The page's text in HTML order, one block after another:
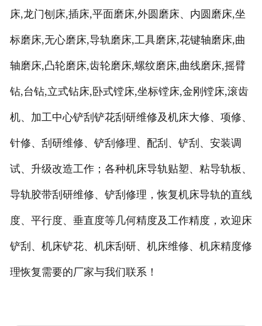
床,龙门刨床,插床,平面磨床,外圆磨床、内圆磨床,坐
标磨床,无心磨床,导轨磨床,工具磨床,花键轴磨床,曲
轴磨床,凸轮磨床,齿轮磨床,螺纹磨床,曲线磨床,摇臂
钻,台钻,立式钻床,卧式镗床,坐标镗床,金刚镗床,滚齿
机、加工中心铲刮铲花刮研维修及机床大修、项修、
针修、刮研维修、铲刮修理、配刮、铲刮、安装调
试、升级改造工作；各种机床导轨贴塑、粘导轨板、
导轨胶带刮研维修、铲刮修理，恢复机床导轨的直线
度、平行度、垂直度等几何精度及工作精度，欢迎床
铲刮、机床铲花、机床刮研、机床维修、机床精度修
理恢复需要的厂家与我们联系！